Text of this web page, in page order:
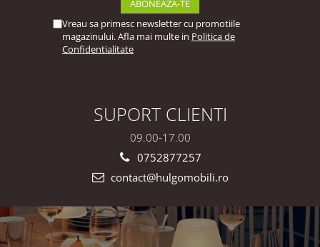
Vreau sa primesc newsletter cu promotiile
magazinului. Afla mai multe in Politica de
Confidentialitate
SUPORT CLIENTI
09.00-17.00
0752877257
contact@hulgomobili.ro